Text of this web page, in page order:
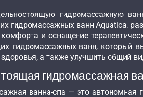
гидромассажную
гидромассажных ванн Aquatica,
и оснащение
гидромассажных ванн,
здоровья, а также улучшить общий
гидромассажная
ванна-спа — это